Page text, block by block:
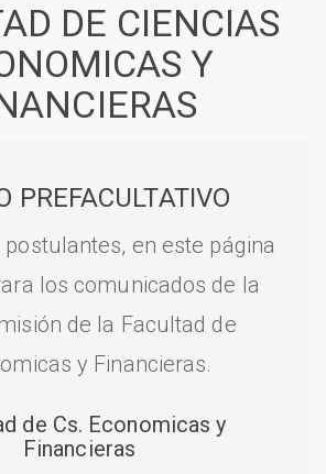
DE CIENCIAS
Y
PREFACULTATIVO
en este página
los comunicados de la
de la Facultad de
y Financieras.
de Cs. Economicas y
Financieras